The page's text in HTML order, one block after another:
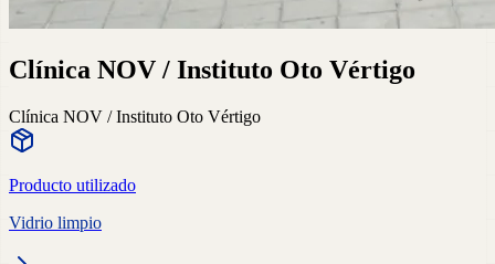
Clínica NOV / Instituto Oto Vértigo
Clínica NOV / Instituto Oto Vértigo
Producto utilizado
Vidrio limpio